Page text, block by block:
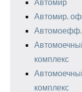
Автомир,
Автомоефф,
комплекс
комплекс